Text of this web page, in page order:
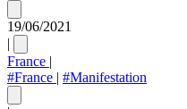
19/06/2021
|
France |
#France | #Manifestation